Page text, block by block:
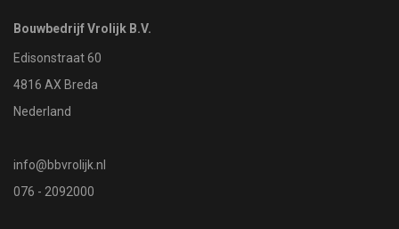
Bouwbedrijf Vrolijk B.V.
Edisonstraat 60
4816 AX Breda
Nederland
info@bbvrolijk.nl
076 - 2092000